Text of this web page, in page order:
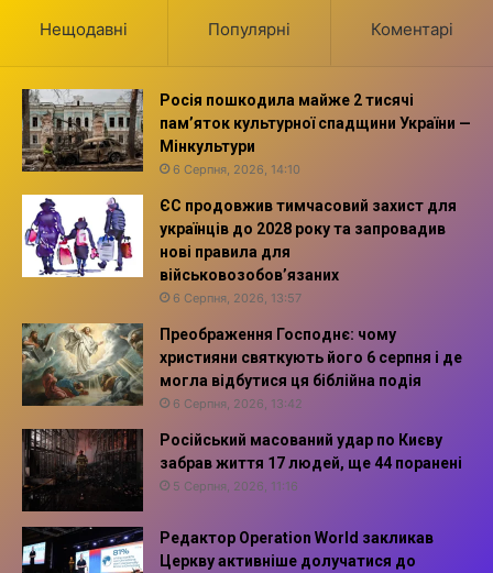
Нещодавні Популярні Коментарі
Росія пошкодила майже 2 тисячі
пам’яток культурної спадщини України —
Мінкультури
6 Серпня, 2026, 14:10
ЄС продовжив тимчасовий захист для
українців до 2028 року та запровадив
нові правила для
військовозобов’язаних
6 Серпня, 2026, 13:57
Преображення Господнє: чому
християни святкують його 6 серпня і де
могла відбутися ця біблійна подія
6 Серпня, 2026, 13:42
Російський масований удар по Києву
забрав життя 17 людей, ще 44 поранені
5 Серпня, 2026, 11:16
Редактор Operation World закликав
Церкву активніше долучатися до